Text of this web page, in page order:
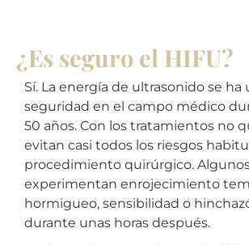
¿Es seguro el HIFU?
Sí. La energía de ultrasonido se ha
seguridad en el campo médico
50 años. Con los tratamientos no
evitan casi todos los riesgos
procedimiento quirúrgico.
experimentan enrojecimiento
hormigueo, sensibilidad o
durante unas horas después.